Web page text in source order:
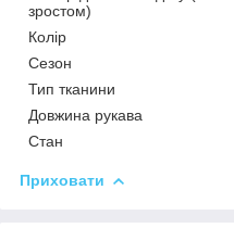
зростом)
Колір
Сезон
Тип тканини
Довжина рукава
Стан
Приховати